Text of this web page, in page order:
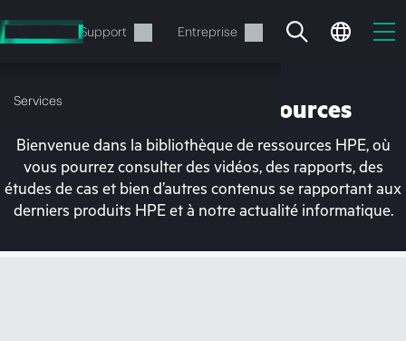
au
contenu
Support Entreprise
Services
Votre panier est
Bibliothèque de ressources
Bienvenue dans la bibliothèque de ressources HPE, où
vous pourrez consulter des vidéos, des rapports, des
études de cas et bien d’autres contenus se rapportant aux
derniers produits HPE et à notre actualité informatique.